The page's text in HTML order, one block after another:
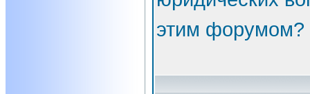
этим форумом?